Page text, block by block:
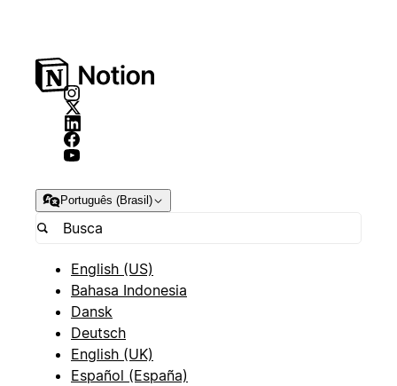
Português (Brasil)
English (US)
Bahasa Indonesia
Dansk
Deutsch
English (UK)
Español (España)